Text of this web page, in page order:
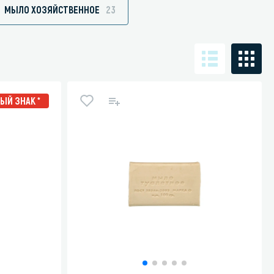
Санузел и туалетная комната
Средства для мытья унитазов и сантехники
МЫЛО ХОЗЯЙСТВЕННОЕ 23
ЗНАК *